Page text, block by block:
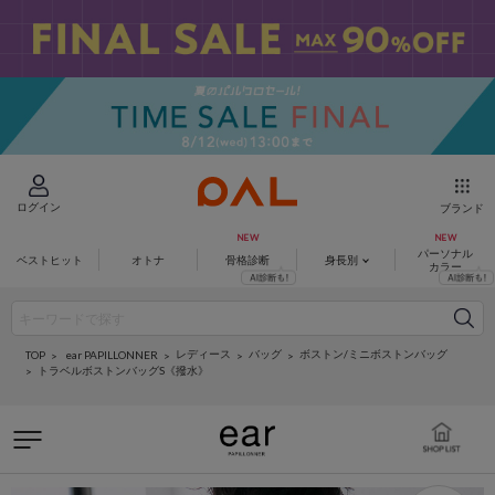
ログイン ブランド
ベストヒット オトナ 骨格診断 身長別
パーソナル
カラー
TOP ear PAPILLONNER レディース バッグ
ボストン/ミニボストンバッグ
トラベルボストンバッグS《撥水》